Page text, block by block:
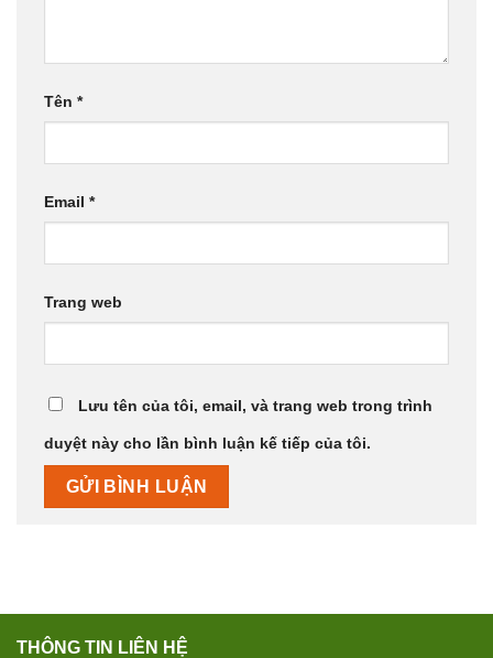
Tên *
Email *
Trang web
Lưu tên của tôi, email, và trang web trong trình
duyệt này cho lần bình luận kế tiếp của tôi.
THÔNG TIN LIÊN HỆ